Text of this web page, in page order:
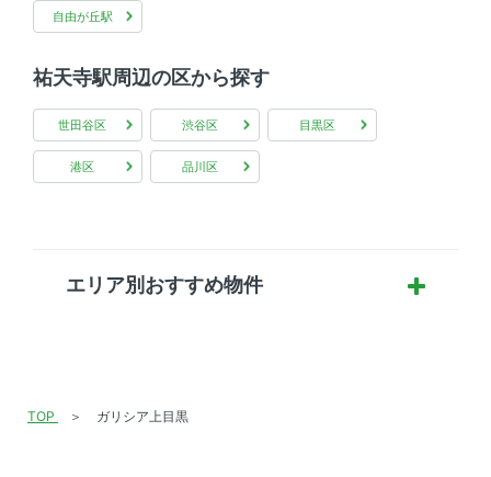
自由が丘駅
祐天寺駅周辺の区から探す
世田谷区 渋谷区 目黒区
港区 品川区
エリア別おすすめ物件
TOP ガリシア上目黒